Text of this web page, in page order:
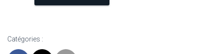
Catégories :